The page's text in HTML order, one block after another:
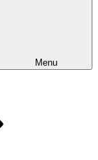
Menu